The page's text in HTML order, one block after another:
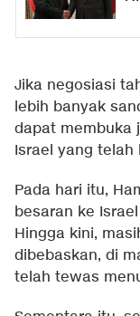
Jika negosiasi
lebih banyak
dapat membuka
Israel yang telah
Pada hari itu,
besaran ke
Hingga kini,
dibebaskan, di
telah tewas